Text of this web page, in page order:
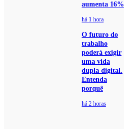
aumenta 16%
há 1 hora
O futuro do
trabalho
poderá exigir
uma vida
dupla digital.
Entenda
porquê
há 2 horas